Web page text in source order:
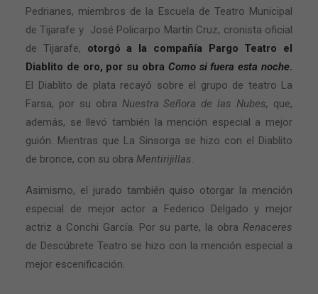
Pedrianes, miembros de la Escuela de Teatro Municipal
de Tijarafe y José Policarpo Martín Cruz, cronista oficial
de Tijarafe, otorgó a la compañía Pargo Teatro el
Diablito de oro, por su obra Como si fuera esta noche.
El Diablito de plata recayó sobre el grupo de teatro La
Farsa, por su obra Nuestra Señora de las Nubes, que,
además, se llevó también la mención especial a mejor
guión. Mientras que La Sinsorga se hizo con el Diablito
de bronce, con su obra Mentirijillas.
Asimismo, el jurado también quiso otorgar la mención
especial de mejor actor a Federico Delgado y mejor
actriz a Conchi García. Por su parte, la obra Renaceres
de Descúbrete Teatro se hizo con la mención especial a
mejor escenificación.